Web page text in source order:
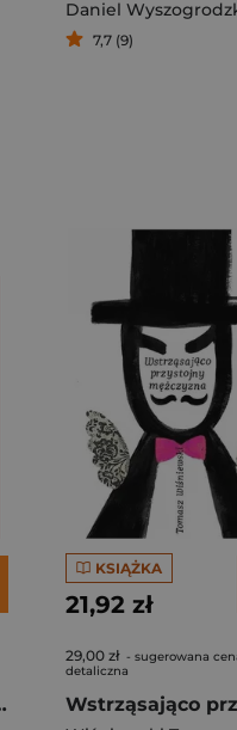
Daniel
7,7 (9)
KSIĄŻKA
21,92 zł
29,00 zł - sugerowana
detaliczna